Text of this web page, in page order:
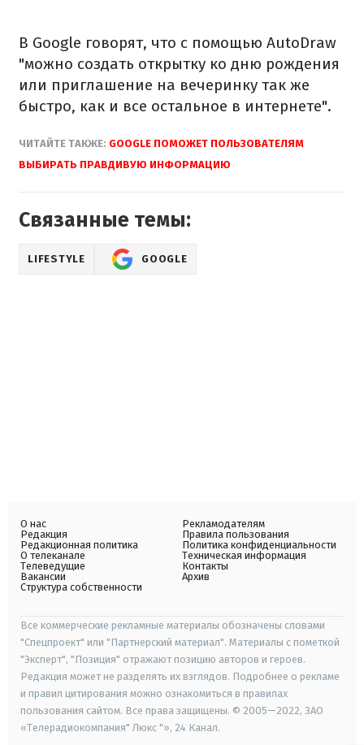
В Google говорят, что с помощью AutoDraw
"можно создать открытку ко дню рождения
или приглашение на вечеринку так же
быстро, как и все остальное в интернете".
ЧИТАЙТЕ ТАКЖЕ: GOOGLE ПОМОЖЕТ ПОЛЬЗОВАТЕЛЯМ
ВЫБИРАТЬ ПРАВДИВУЮ ИНФОРМАЦИЮ
Связанные темы:
LIFESTYLE GOOGLE
О нас
Редакция
Редакционная политика
О телеканале
Телеведущие
Вакансии
Структура собственности
Рекламодателям
Правила пользования
Политика конфиденциальности
Техническая информация
Контакты
Архив
Все коммерческие рекламные материалы обозначены словами
"Спецпроект" или "Партнерский материал". Материалы с пометкой
"Эксперт", "Позиция" отражают позицию авторов и героев.
Редакция может не разделять их взглядов. Подробнее о рекламе
и правил цитирования можно ознакомиться в правилах
пользования сайтом. Все права защищены. © 2005—2022, ЗАО
«Телерадиокомпания" Люкс "», 24 Канал.